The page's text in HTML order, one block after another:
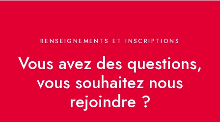
RENSEIGNEMENTS ET INSCRIPTIONS
Vous avez des questions,
vous souhaitez nous
rejoindre ?